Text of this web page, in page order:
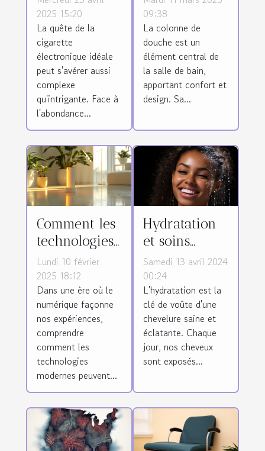
cigarette
électronique
adaptée
2025 15:20
La quête de la
cigarette
électronique idéale
peut s'avérer aussi
complexe
qu'intrigante. Face à
l'abondance...
efficacement
votre colonne
de douche
09:38
La colonne de
douche est un
élément central de
la salle de bain,
apportant confort et
design. Sa...
Comment les
technologies
modernes
peuvent
enrichir
votre
quotidien
Lundi 10 février
2025 18:12
Dans une ère où le
numérique façonne
nos expériences,
comprendre
comment les
technologies
modernes peuvent...
Hydratation
et soins
capillaires :
l'importance
de l'eau pour
vos cheveux
Samedi 13 avril 2024
00:24
L'hydratation est la
clé de voûte d'une
chevelure saine et
éclatante. Chaque
jour, nos cheveux
sont exposés...